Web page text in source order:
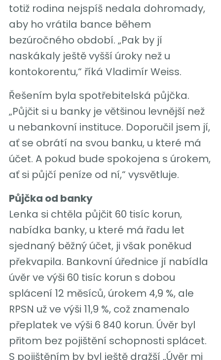
totiž rodina nejspíš nedala dohromady,
aby ho vrátila bance během
bezúročného období. „Pak by jí
naskákaly ještě vyšší úroky než u
kontokorentu,“ říká Vladimír Weiss.
Řešením byla spotřebitelská půjčka.
„Půjčit si u banky je většinou levnější než
u nebankovní instituce. Doporučil jsem jí,
ať se obrátí na svou banku, u které má
účet. A pokud bude spokojena s úrokem,
ať si půjčí peníze od ní,“ vysvětluje.
Půjčka od banky
Lenka si chtěla půjčit 60 tisíc korun,
nabídka banky, u které má řadu let
sjednaný běžný účet, ji však poněkud
překvapila. Bankovní úřednice jí nabídla
úvěr ve výši 60 tisíc korun s dobou
splácení 12 měsíců, úrokem 4,9 %, ale
RPSN už ve výši 11,9 %, což znamenalo
přeplatek ve výši 6 840 korun. Úvěr byl
přitom bez pojištění schopnosti splácet.
S pojištěním by byl ještě dražší „Úvěr mi